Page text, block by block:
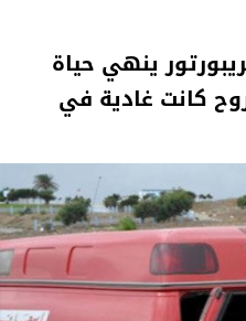
ينهي حياة
كانت غادية في